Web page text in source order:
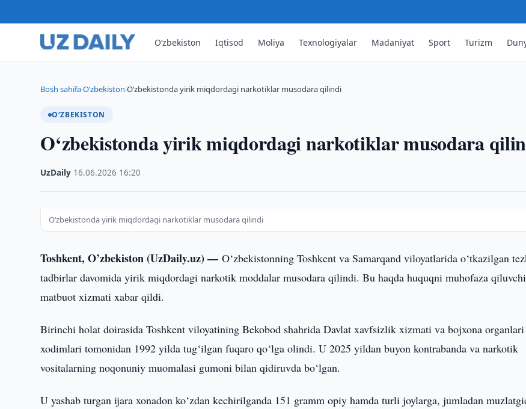
O‘zbekiston Iqtisod Moliya Texnologiyalar Madaniyat Sport Turizm
Bosh sahifa›O‘zbekiston›O‘zbekistonda yirik miqdordagi narkotiklar musodara qilindi
O‘ZBEKISTON
O‘zbekistonda yirik miqdordagi narkotiklar musodara
UzDaily 16.06.2026 16:20
O‘zbekistonda yirik miqdordagi narkotiklar musodara qilindi
Toshkent, O’zbekiston (UzDaily.uz) —O‘zbekistonning Toshkent va Samarqand viloyatlarida o‘tkazilgan
tadbirlar davomida yirik miqdordagi narkotik moddalar musodara qilindi. Bu haqda huquqni muhofaza
matbuot xizmati xabar qildi.
Birinchi holat doirasida Toshkent viloyatining Bekobod shahrida Davlat xavfsizlik xizmati va bojxona organlari
xodimlari tomonidan 1992 yilda tug‘ilgan fuqaro qo‘lga olindi. U 2025 yildan buyon kontrabanda va narkotik
vositalarning noqonuniy muomalasi gumoni bilan qidiruvda bo‘lgan.
U yashab turgan ijara xonadon ko‘zdan kechirilganda 151 gramm opiy hamda turli joylarga, jumladan